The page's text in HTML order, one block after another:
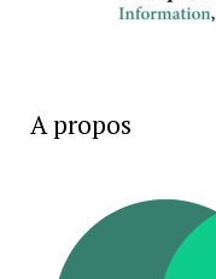
A propos